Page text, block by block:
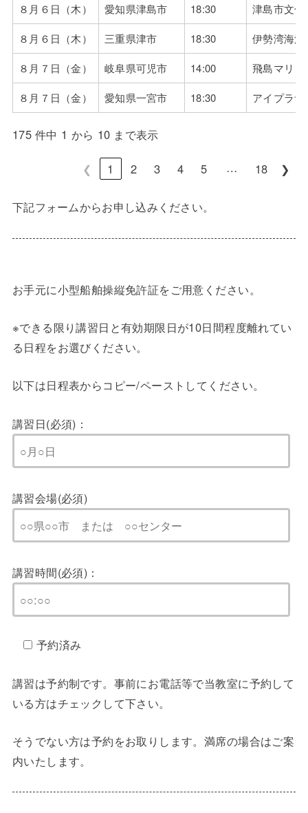
８月６日（木） 愛知県津島市 18:30 津島市文化
８月６日（木） 三重県津市 18:30 伊勢湾海
８月７日（金） 岐阜県可児市 14:00 飛島マリ
８月７日（金） 愛知県一宮市 18:30 アイプラ
175 件中 1 から 10 まで表示
❮ 1 2 3 4 5 … 18 ❯
下記フォームからお申し込みください。
お手元に小型船舶操縦免許証をご用意ください。
※できる限り講習日と有効期限日が10日間程度離れてい
る日程をお選びください。
以下は日程表からコピー/ペーストしてください。
講習日(必須)：
講習会場(必須)
講習時間(必須)：
予約済み
講習は予約制です。事前にお電話等で当教室に予約して
いる方はチェックして下さい。
そうでない方は予約をお取りします。満席の場合はご案
内いたします。